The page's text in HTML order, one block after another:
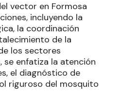
vector en Formosa
incluyendo la
la coordinación
de la
los sectores
se enfatiza la atención
el diagnóstico de
riguroso del mosquito